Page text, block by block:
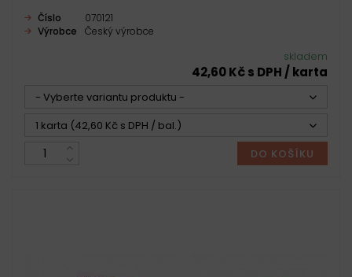
Číslo
070121
Výrobce
Český výrobce
skladem
42,60 Kč s DPH / karta
- Vyberte variantu produktu -
1 karta (42,60 Kč s DPH / bal.)
DO KOŠÍKU